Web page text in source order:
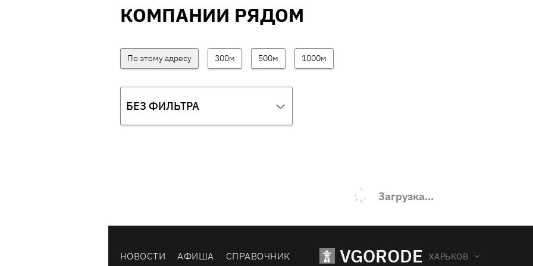
КОМПАНИИ РЯДОМ
По этому адресу 300м 500м 1000м
БЕЗ ФИЛЬТРА
Загрузка...
НОВОСТИ АФИША СПРАВОЧНИК VGORODE ХАРЬКОВ